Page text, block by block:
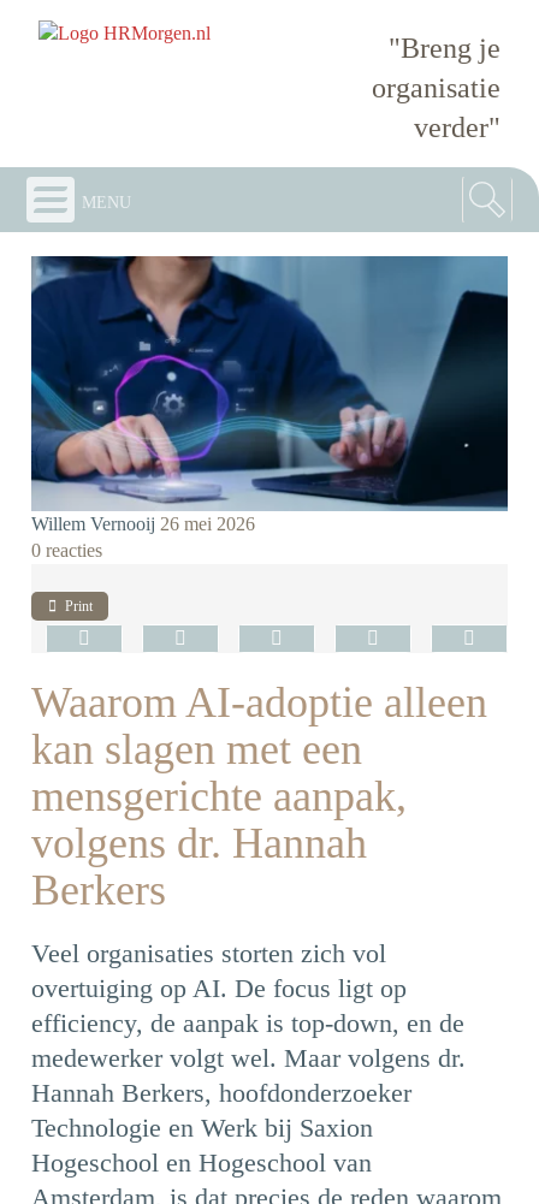
"Breng je
organisatie
verder"
menu
Willem Vernooij 26 mei 2026
0 reacties
Print
Waarom AI-adoptie alleen
kan slagen met een
mensgerichte aanpak,
volgens dr. Hannah
Berkers
Veel organisaties storten zich vol
overtuiging op AI. De focus ligt op
efficiency, de aanpak is top-down, en de
medewerker volgt wel. Maar volgens dr.
Hannah Berkers, hoofdonderzoeker
Technologie en Werk bij Saxion
Hogeschool en Hogeschool van